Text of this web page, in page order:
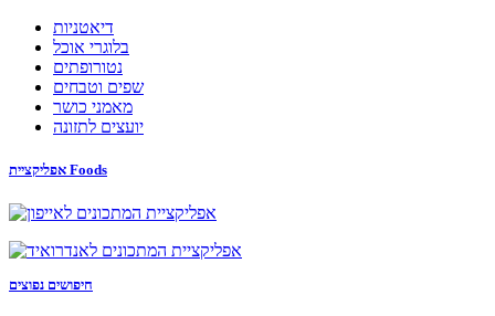
דיאטניות
בלוגרי אוכל
נטורופתים
שפים וטבחים
מאמני כושר
יועצים לתזונה
אפליקציית Foods
חיפושים נפוצים